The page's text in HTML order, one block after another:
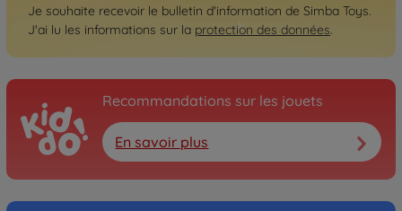
Je souhaite recevoir le bulletin d'information de Simba Toys.
J'ai lu les informations sur la protection des données.
Recommandations sur les jouets
En savoir plus